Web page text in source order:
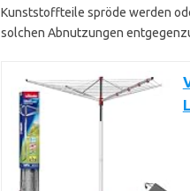
Kunststoffteile spröde werden
solchen Abnutzungen